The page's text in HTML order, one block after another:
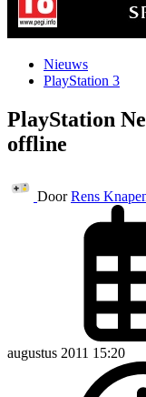
Nieuws
PlayStation 3
PlayStation
offline
Door Rens
augustus 2011 15:20